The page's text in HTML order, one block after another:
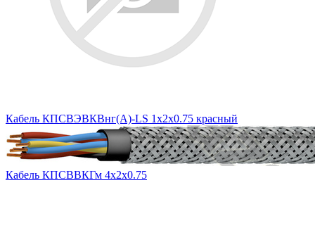
Кабель КПСВЭВКВнг(A)-LS 1x2x0.75 красный
Кабель КПСВВКГм 4х2х0.75